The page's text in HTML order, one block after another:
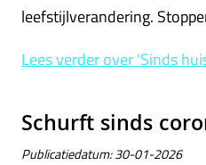
leefstijlverandering.
Lees verderover 'Sinds
Schurft sinds
Publicatiedatum:30-01-2026